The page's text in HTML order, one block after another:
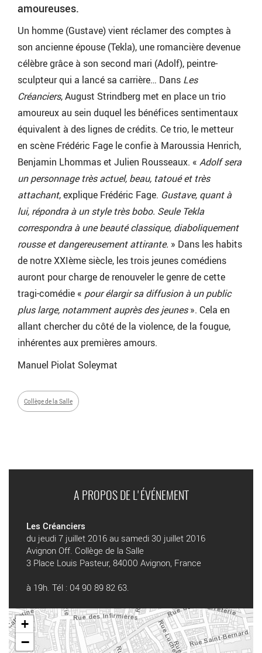
amoureuses.
Un homme (Gustave) vient réclamer des comptes à
son ancienne épouse (Tekla), une romancière devenue
célèbre grâce à son second mari (Adolf), peintre-
sculpteur qui a lancé sa carrière… Dans Les
Créanciers, August Strindberg met en place un trio
amoureux au sein duquel les bénéfices sentimentaux
équivalent à des lignes de crédits. Ce trio, le metteur
en scène Frédéric Fage le confie à Maroussia Henrich,
Benjamin Lhommas et Julien Rousseaux. « Adolf sera
un personnage très actuel, beau, tatoué et très
attachant, explique Frédéric Fage. Gustave, quant à
lui, répondra à un style très bobo. Seule Tekla
correspondra à une beauté classique, diaboliquement
rousse et dangereusement attirante. » Dans les habits
de notre XXIème siècle, les trois jeunes comédiens
auront pour charge de renouveler le genre de cette
tragi-comédie « pour élargir sa diffusion à un public
plus large, notamment auprès des jeunes». Cela en
allant chercher du côté de la violence, de la fougue,
inhérentes aux premières amours.
Manuel Piolat Soleymat
Collège de la Salle
A PROPOS DE L'ÉVÉNEMENT
Les Créanciers
du jeudi 7 juillet 2016 au samedi 30 juillet 2016
Avignon Off. Collège de la Salle
3 Place Louis Pasteur, 84000 Avignon, France
à 19h. Tél : 04 90 89 82 63.
+
−